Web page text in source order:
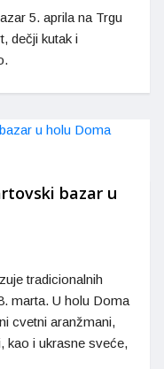
5. aprila na Trgu
dečji kutak i
bazar u
tradicionalnih
marta. U holu Doma
cvetni aranžmani,
kao i ukrasne sveće,